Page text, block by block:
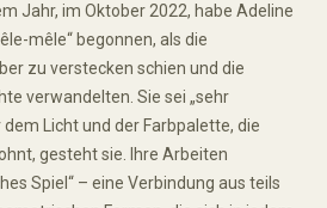
Jahr, im Oktober 2022, habe Adeline
mêle“ begonnen, als die
zu verstecken schien und die
verwandelten. Sie sei „sehr
Licht und der Farbpalette, die
gesteht sie. Ihre Arbeiten
Spiel“ – eine Verbindung aus teils